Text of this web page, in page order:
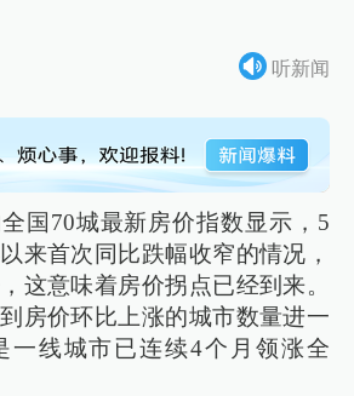
听新闻
国70城最新房价指数显示，5
来首次同比跌幅收窄的情况，
这意味着房价拐点已经到来。
房价环比上涨的城市数量进一
一线城市已连续4个月领涨全